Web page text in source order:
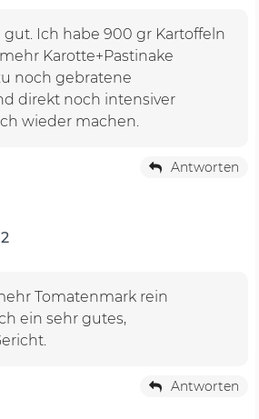
Ich habe 900 gr Kartoffeln
Karotte+Pastinake
noch gebratene
direkt noch intensiver
wieder machen.
Antworten
Tomatenmark rein
ein sehr gutes,
Antworten